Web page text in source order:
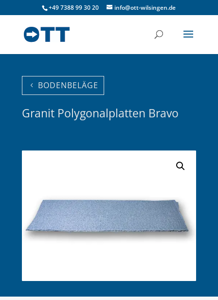
+49 7388 99 30 20 info@ott-wilsingen.de
BODENBELÄGE
Granit Polygonalplatten Bravo